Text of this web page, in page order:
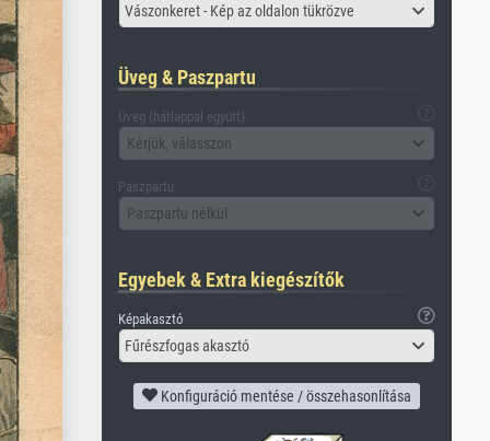
Vászonkeret - Kép az oldalon tükrözve
Üveg & Paszpartu
Üveg (hátlappal együtt)
Kérjük, válasszon
Paszpartu
Paszpartu nélkül
Egyebek & Extra kiegészítők
Képakasztó
Fűrészfogas akasztó
Konfiguráció mentése / összehasonlítása